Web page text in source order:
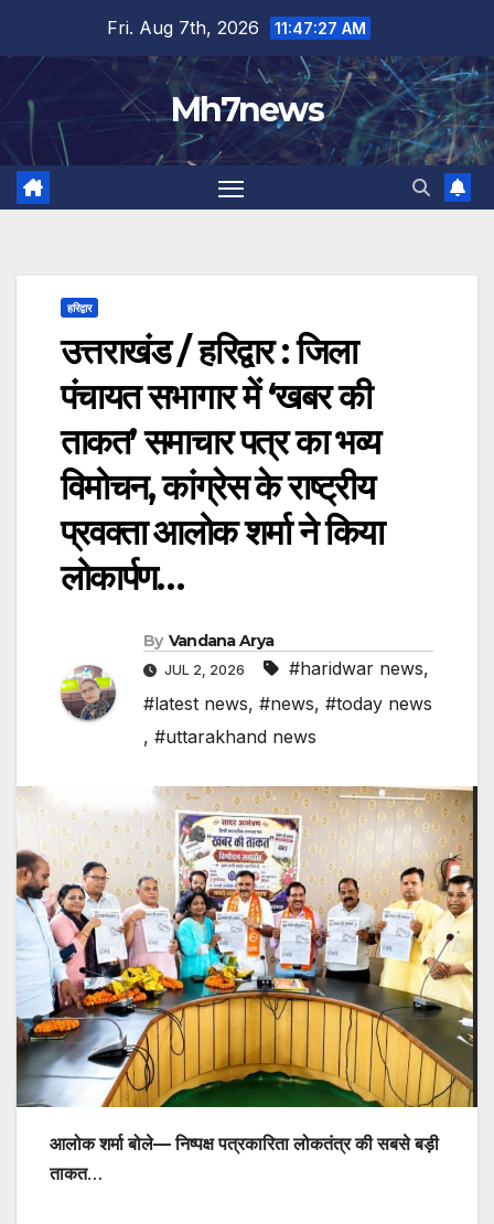
content
Fri. Aug 7th, 2026 11:47:28 AM
Mh7news
हरिद्वार
उत्तराखंड / हरिद्वार : जिला
पंचायत सभागार में ‘खबर की
ताकत’ समाचार पत्र का भव्य
विमोचन, कांग्रेस के राष्ट्रीय
प्रवक्ता आलोक शर्मा ने किया
लोकार्पण…
By Vandana Arya
JUL 2, 2026 #haridwar news,
#latest news, #news, #today news
, #uttarakhand news
आलोक शर्मा बोले— निष्पक्ष पत्रकारिता लोकतंत्र की सबसे बड़ी
ताकत…